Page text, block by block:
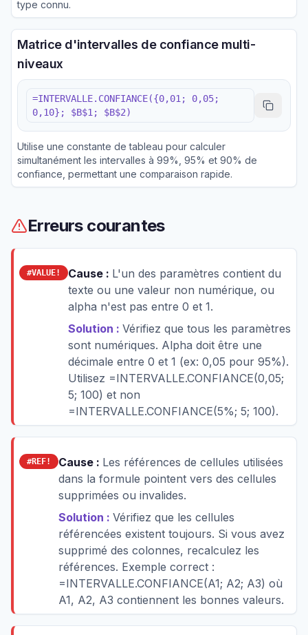
type connu.
Matrice d'intervalles de confiance multi-
niveaux
=INTERVALLE.CONFIANCE({0,01; 0,05;
0,10}; $B$1; $B$2)
Utilise une constante de tableau pour calculer
simultanément les intervalles à 99%, 95% et 90% de
confiance, permettant une comparaison rapide.
Erreurs courantes
#VALUE! Cause : L'un des paramètres contient du
texte ou une valeur non numérique, ou
alpha n'est pas entre 0 et 1.
Solution : Vérifiez que tous les paramètres
sont numériques. Alpha doit être une
décimale entre 0 et 1 (ex: 0,05 pour 95%).
Utilisez =INTERVALLE.CONFIANCE(0,05;
5; 100) et non
=INTERVALLE.CONFIANCE(5%; 5; 100).
#REF! Cause : Les références de cellules utilisées
dans la formule pointent vers des cellules
supprimées ou invalides.
Solution : Vérifiez que les cellules
référencées existent toujours. Si vous avez
supprimé des colonnes, recalculez les
références. Exemple correct :
=INTERVALLE.CONFIANCE(A1; A2; A3) où
A1, A2, A3 contiennent les bonnes valeurs.